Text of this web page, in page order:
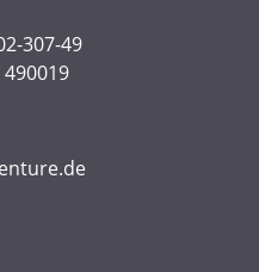
307-49
490019